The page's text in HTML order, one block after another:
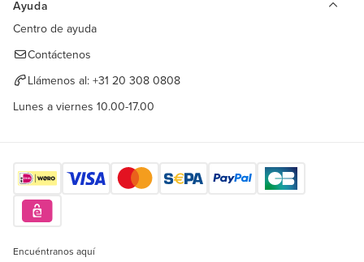
Ayuda
Centro de ayuda
Contáctenos
Llámenos al: +31 20 308 0808
Lunes a viernes 10.00-17.00
Encuéntranos aquí